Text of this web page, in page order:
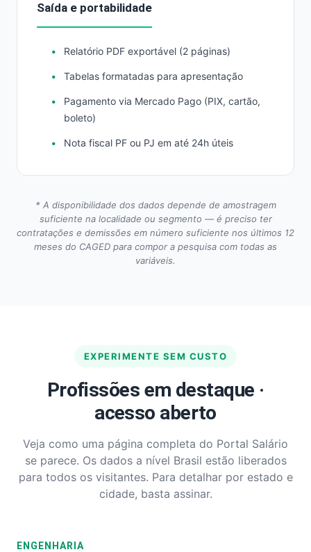
Saída e portabilidade
Relatório PDF exportável (2 páginas)
Tabelas formatadas para apresentação
Pagamento via Mercado Pago (PIX, cartão,
boleto)
Nota fiscal PF ou PJ em até 24h úteis
* A disponibilidade dos dados depende de amostragem
suficiente na localidade ou segmento — é preciso ter
contratações e demissões em número suficiente nos últimos 12
meses do CAGED para compor a pesquisa com todas as
variáveis.
EXPERIMENTE SEM CUSTO
Profissões em destaque ·
acesso aberto
Veja como uma página completa do Portal Salário
se parece. Os dados a nível Brasil estão liberados
para todos os visitantes. Para detalhar por estado e
cidade, basta assinar.
ENGENHARIA